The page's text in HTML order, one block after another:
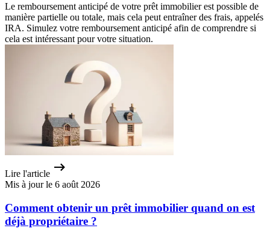
Le remboursement anticipé de votre prêt immobilier est possible de
manière partielle ou totale, mais cela peut entraîner des frais, appelés
IRA. Simulez votre remboursement anticipé afin de comprendre si
cela est intéressant pour votre situation.
Lire l'article
Mis à jour le 6 août 2026
Comment obtenir un prêt immobilier quand on est
déjà propriétaire ?